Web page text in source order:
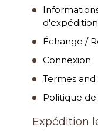
d'expédition
Échange /
Connexion
Termes
Politique
Expédition